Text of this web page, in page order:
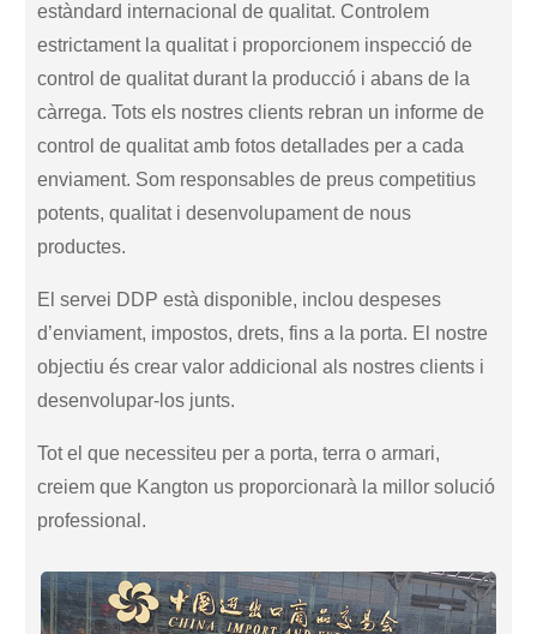
estàndard internacional de qualitat. Controlem
estrictament la qualitat i proporcionem inspecció de
control de qualitat durant la producció i abans de la
càrrega. Tots els nostres clients rebran un informe de
control de qualitat amb fotos detallades per a cada
enviament. Som responsables de preus competitius
potents, qualitat i desenvolupament de nous
productes.
El servei DDP està disponible, inclou despeses
d’enviament, impostos, drets, fins a la porta. El nostre
objectiu és crear valor addicional als nostres clients i
desenvolupar-los junts.
Tot el que necessiteu per a porta, terra o armari,
creiem que Kangton us proporcionarà la millor solució
professional.